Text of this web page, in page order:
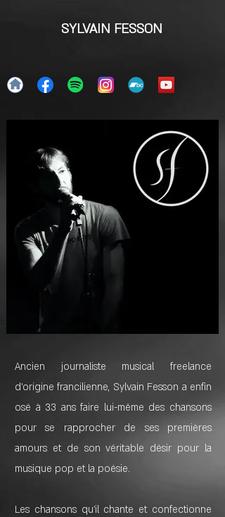
SYLVAIN FESSON
Ancien journaliste musical freelance
d’origine francilienne, Sylvain Fesson a enfin
osé à 33 ans faire lui-même des chansons
pour se rapprocher de ses premières
amours et de son véritable désir pour la
musique pop et la poésie.
Les chansons qu'il chante et confectionne